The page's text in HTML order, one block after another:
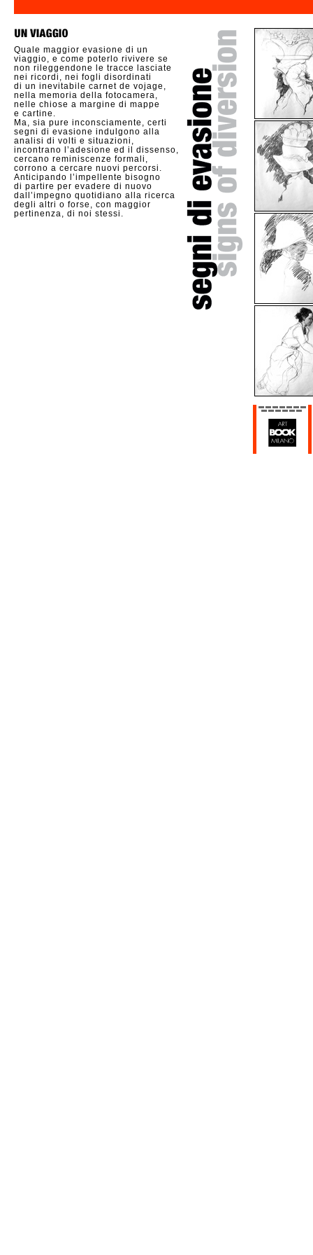
Quale maggior evasione di un
viaggio, e come poterlo rivivere se
non rileggendone le tracce lasciate
nei ricordi, nei fogli disordinati
di un inevitabile carnet de vojage,
nella memoria della fotocamera,
nelle chiose a margine di mappe
e cartine.
Ma, sia pure inconsciamente, certi
segni di evasione indulgono alla
analisi di volti e situazioni,
incontrano l’adesione ed il dissenso,
cercano reminiscenze formali,
corrono a cercare nuovi percorsi.
Anticipando
l’impellente bisogno
di partire per evadere di nuovo
dall’impegno quotidiano alla ricerca
degli altri o forse, con maggior
pertinenza, di noi stessi.